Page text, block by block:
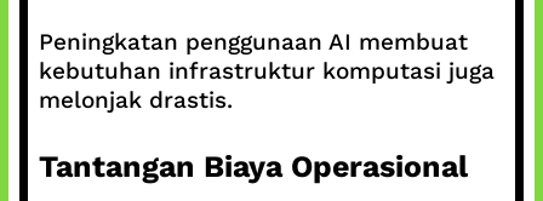
Peningkatan penggunaan AI membuat
kebutuhan infrastruktur komputasi juga
melonjak drastis.
Tantangan Biaya Operasional